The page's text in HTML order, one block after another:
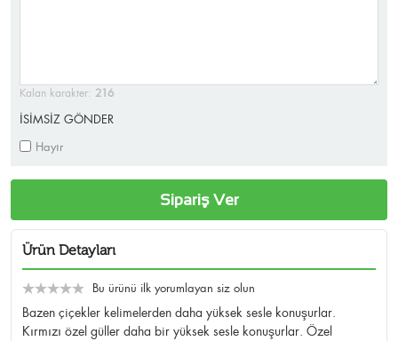
Kalan karakter: 216
İSİMSİZ GÖNDER
Hayır
Sipariş Ver
Ürün Detayları
Bu ürünü ilk yorumlayan siz olun
Bazen çiçekler kelimelerden daha yüksek sesle konuşurlar.
Kırmızı özel güller daha bir yüksek sesle konuşurlar. Özel